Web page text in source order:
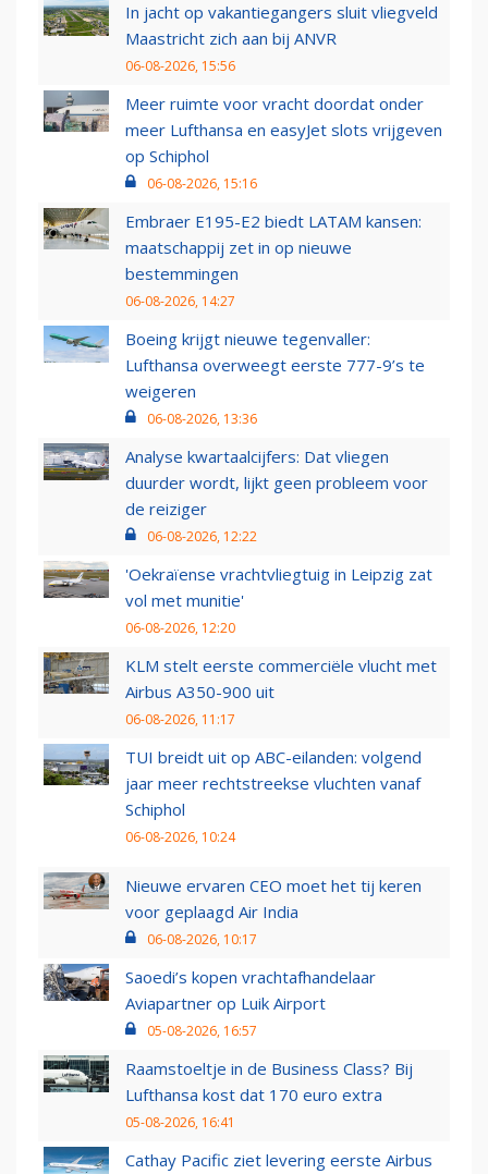
In jacht op vakantiegangers sluit vliegveld
Maastricht zich aan bij ANVR
06-08-2026, 15:56
Meer ruimte voor vracht doordat onder
meer Lufthansa en easyJet slots vrijgeven
op Schiphol
06-08-2026, 15:16
Embraer E195-E2 biedt LATAM kansen:
maatschappij zet in op nieuwe
bestemmingen
06-08-2026, 14:27
Boeing krijgt nieuwe tegenvaller:
Lufthansa overweegt eerste 777-9’s te
weigeren
06-08-2026, 13:36
Analyse kwartaalcijfers: Dat vliegen
duurder wordt, lijkt geen probleem voor
de reiziger
06-08-2026, 12:22
'Oekraïense vrachtvliegtuig in Leipzig zat
vol met munitie'
06-08-2026, 12:20
KLM stelt eerste commerciële vlucht met
Airbus A350-900 uit
06-08-2026, 11:17
TUI breidt uit op ABC-eilanden: volgend
jaar meer rechtstreekse vluchten vanaf
Schiphol
06-08-2026, 10:24
Nieuwe ervaren CEO moet het tij keren
voor geplaagd Air India
06-08-2026, 10:17
Saoedi’s kopen vrachtafhandelaar
Aviapartner op Luik Airport
05-08-2026, 16:57
Raamstoeltje in de Business Class? Bij
Lufthansa kost dat 170 euro extra
05-08-2026, 16:41
Cathay Pacific ziet levering eerste Airbus